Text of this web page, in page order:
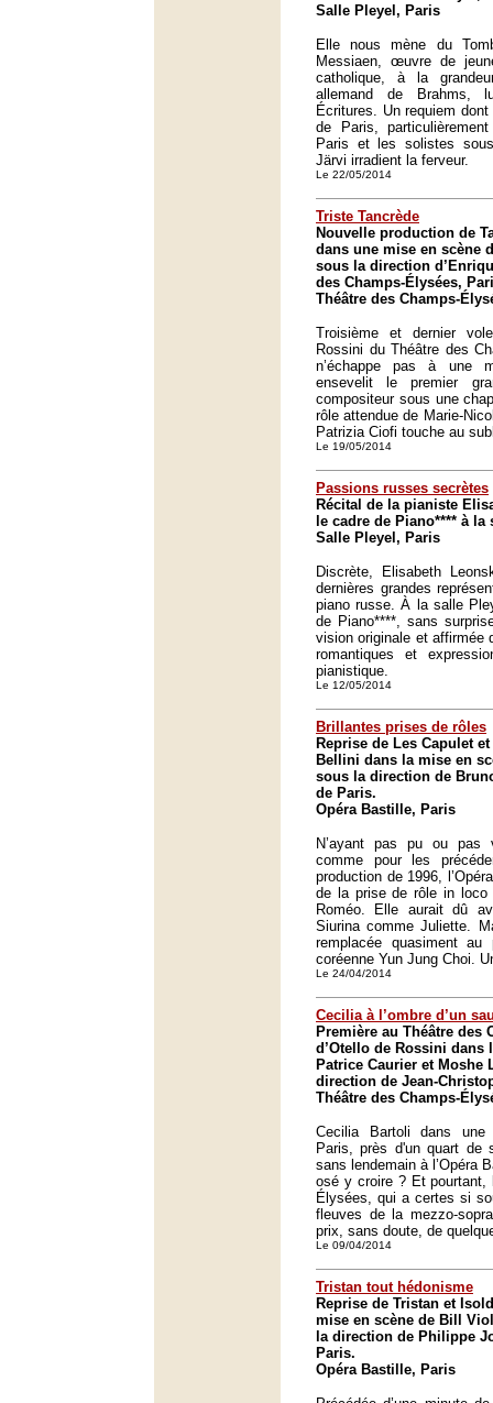
Salle Pleyel, Paris
Elle nous mène du
Messiaen, œuvre de
catholique, à la
allemand de Brahms,
Écritures. Un requiem
de Paris,
Paris et les solistes
Järvi irradient la ferveur.
Le 22/05/2014
Triste Tancrède
Nouvelle production de
dans une mise en scène
sous la direction
des Champs-Élysées,
Théâtre des Champs-
Troisième et dernier
Rossini du Théâtre des
n’échappe pas à une
ensevelit le premier
compositeur sous une
rôle attendue de Marie-
Patrizia Ciofi touche au
Le 19/05/2014
Passions russes secrètes
Récital de la pianiste
le cadre de Piano**** à
Salle Pleyel, Paris
Discrète, Elisabeth
dernières grandes
piano russe. À la salle
de Piano****, sans
vision originale et affirmée
romantiques et
pianistique.
Le 12/05/2014
Brillantes prises de rôles
Reprise de Les Capulet
Bellini dans la mise en
sous la direction de
de Paris.
Opéra Bastille, Paris
N’ayant pas pu ou pas
comme pour les
production de 1996,
de la prise de rôle in loco
Roméo. Elle aurait dû
Siurina comme Juliette.
remplacée quasiment
coréenne Yun Jung Choi.
Le 24/04/2014
Cecilia à l’ombre d’un
Première au Théâtre des
d’Otello de Rossini dans
Patrice Caurier et Moshe
direction de Jean-
Théâtre des Champs-
Cecilia Bartoli dans une
Paris, près d'un quart de
sans lendemain à l’Opéra
osé y croire ? Et pourtant,
Élysées, qui a certes si
fleuves de la mezzo-
prix, sans doute, de
Le 09/04/2014
Tristan tout hédonisme
Reprise de Tristan et
mise en scène de Bill
la direction de Philippe
Paris.
Opéra Bastille, Paris